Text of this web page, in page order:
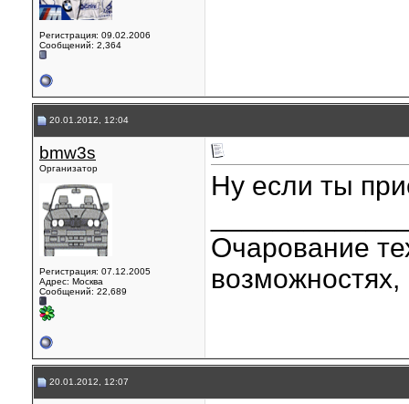
Регистрация: 09.02.2006
Сообщений: 2,364
20.01.2012, 12:04
bmw3s
Организатор
Регистрация: 07.12.2005
Адрес: Москва
Сообщений: 22,689
Ну если ты
Очарование
возможностях,
20.01.2012, 12:07